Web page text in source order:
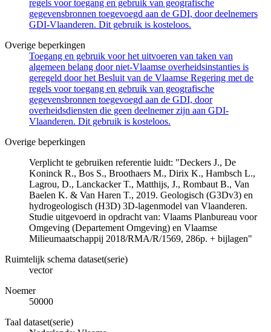
regels voor toegang en gebruik van geografische
gegevensbronnen toegevoegd aan de GDI, door deelnemers
GDI-Vlaanderen. Dit gebruik is kosteloos.
Overige beperkingen
Toegang en gebruik voor het uitvoeren van taken van
algemeen belang door niet-Vlaamse overheidsinstanties is
geregeld door het Besluit van de Vlaamse Regering met de
regels voor toegang en gebruik van geografische
gegevensbronnen toegevoegd aan de GDI, door
overheidsdiensten die geen deelnemer zijn aan GDI-
Vlaanderen. Dit gebruik is kosteloos.
Overige beperkingen
Verplicht te gebruiken referentie luidt: "Deckers J., De
Koninck R., Bos S., Broothaers M., Dirix K., Hambsch L.,
Lagrou, D., Lanckacker T., Matthijs, J., Rombaut B., Van
Baelen K. & Van Haren T., 2019. Geologisch (G3Dv3) en
hydrogeologisch (H3D) 3D-lagenmodel van Vlaanderen.
Studie uitgevoerd in opdracht van: Vlaams Planbureau voor
Omgeving (Departement Omgeving) en Vlaamse
Milieumaatschappij 2018/RMA/R/1569, 286p. + bijlagen"
Ruimtelijk schema dataset(serie)
vector
Noemer
50000
Taal dataset(serie)